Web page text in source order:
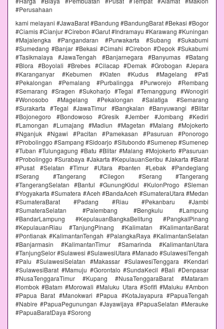
#Perusahaan
kami melayani #JawaBarat #Bandung #BandungBarat #Bekasi #Bogor
#Ciamis #Cianjur #Cirebon #Garut #Indramayu #Karawang #Kuningan
#Majalengka #Pangandaran #Purwakarta #Subang #Sukabumi
#Sumedang #Banjar #Bekasi #Cimahi #Cirebon #Depok #Sukabumi
#Tasikmalaya #JawaTengah #Banjarnegara #Banyumas #Batang
#Blora #Boyolali #Brebes #Cilacap #Demak #Grobogan #Jepara
#Karanganyar #Kebumen #Klaten #Kudus #Magelang #Pati
#Pekalongan #Pemalang #Purbalingga #Purworejo #Rembang
#Semarang #Sragen #Sukoharjo #Tegal #Temanggung #Wonogiri
#Wonosobo #Magelang #Pekalongan #Salatiga #Semarang
#Surakarta #Tegal #JawaTimur #Bangkalan #Banyuwangi #Blitar
#Bojonegoro #Bondowoso #Gresik #Jember #Jombang #Kediri
#Lamongan #Lumajang #Madiun #Magetan #Malang #Mojokerto
#Nganjuk #Ngawi #Pacitan #Pamekasan #Pasuruan #Ponorogo
#Probolinggo #Sampang #Sidoarjo #Situbondo #Sumenep #Sumenep
#Tuban #Tulungagung #Batu #Blitar #Malang #Mojokerto #Pasuruan
#Probolinggo #Surabaya #Jakarta #KepulauanSeribu #Jakarta #Barat
#Pusat #Selatan #Timur #Utara #banten #Lebak #Pandeglang
#Serang #Tangerang #Cilegon #Serang #Tangerang
#TangerangSelatan #Bantul #GunungKidul #KulonProgo #Sleman
#Yogyakarta #Sumatera #Aceh #BandaAceh #SumateraUtara #Medan
#SumateraBarat #Padang #Riau #Pekanbaru #Jambi
#SumateraSelatan #Palembang #Bengkulu #Lampung
#BandarLampung #KepulauanBangkaBelitung #PangkalPinang
#KepulauanRiau #TanjungPinang #Kalimatan #KalimantanBarat
#Pontianak #KalimantanTengah #PalangkaRaya #KalimantanSelatan
#Banjarmasin #KalimantanTimur #Samarinda #KalimantanUtara
#TanjungSelor #Sulawesi #SulawesiUtara #Manado #SulawesiTengah
#Palu #SulawesiSelatan #Makassar #SulawesiTenggara #Kendari
#SulawesiBarat #Mamuju #Gorontalo #SundaKecil #Bali #Denpasar
#NusaTenggaraTimur #Kupang #NusaTenggaraBarat #Mataram
#lombok #Batam #Morowali #Maluku Utara #Sofifi #Maluku #Ambon
#Papua Barat #Manokwari #Papua #KotaJayapura #PapuaTengah
#Nabire #PapuaPegunungan #Jayawijaya #PapuaSelatan #Merauke
#PapuaBaratDaya #Sorong